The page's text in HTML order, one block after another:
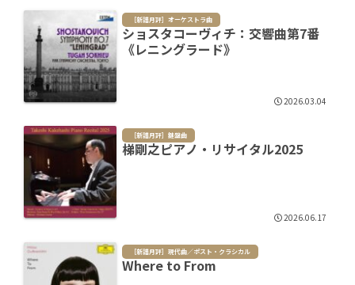
［新譜月評］オーケストラ曲
ショスタコーヴィチ：交響曲第7番
《レニングラード》
2026.03.04
［新譜月評］鍵盤曲
梯剛之ピアノ・リサイタル2025
2026.06.17
［新譜月評］現代曲／ポスト・クラシカル
Where to From